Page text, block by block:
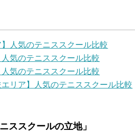
】人気のテニススクール比較
人気のテニススクール比較
人気のテニススクール比較
エリア】人気のテニススクール比較
ススクールの立地」